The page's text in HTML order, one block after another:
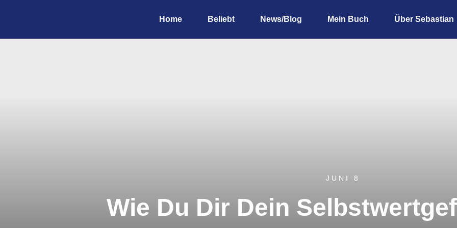
Home Beliebt News/Blog Mein Buch Über Sebastian
JUNI 8
Wie Du Dir Dein